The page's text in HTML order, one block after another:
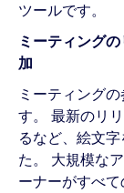
ツールです。
ミーティング
加
ミーティング
す。 最新のリ
るなど、絵文
た。 大規模な
ーナーがすべ